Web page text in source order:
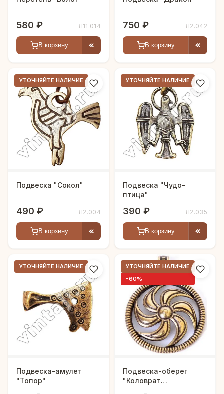
580 ₽ Л11.014
В корзину
750 ₽ Л2.042
В корзину
УТОЧНЯЙТЕ НАЛИЧИЕ
Подвеска "Сокол"
490 ₽ Л2.004
В корзину
УТОЧНЯЙТЕ НАЛИЧИЕ
Подвеска "Чудо-
птица"
390 ₽ Л2.035
В корзину
УТОЧНЯЙТЕ НАЛИЧИЕ
Подвеска-амулет
"Топор"
УТОЧНЯЙТЕ НАЛИЧИЕ
-60%
Подвеска-оберег
"Коловрат